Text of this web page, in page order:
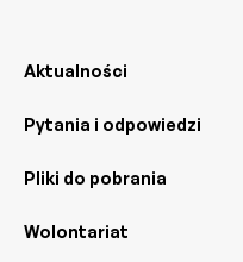
Aktualności
Pytania i odpowiedzi
Pliki do pobrania
Wolontariat